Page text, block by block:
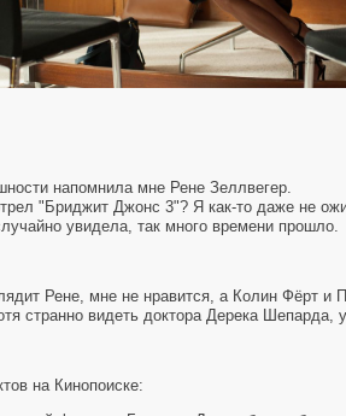
напомнила мне Рене Зеллвегер.
"Бриджит Джонс 3"? Я как-то даже не
увидела, так много времени прошло.
Рене, мне не нравится, а Колин Фёрт и
странно видеть доктора Дерека
на Кинопоиске: